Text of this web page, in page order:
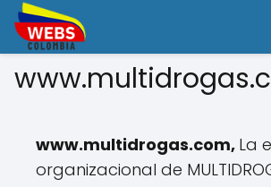
www.multidrogas.com, La
organizacional de